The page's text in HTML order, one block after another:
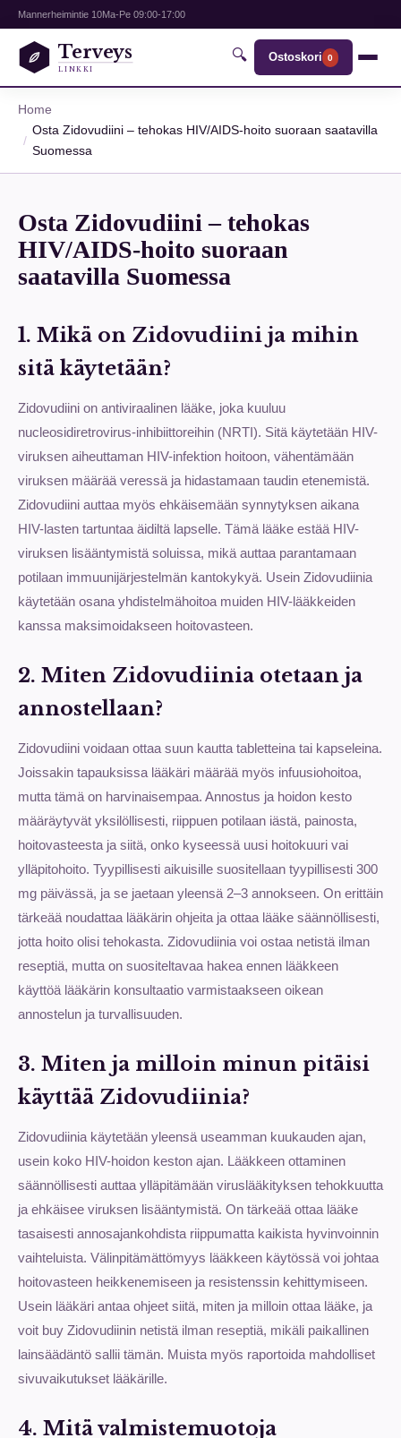
Mannerheimintie 10Ma-Pe 09:00-17:00
Terveys
LINKKI
🔍 Ostoskori 0
Home
Osta Zidovudiini – tehokas HIV/AIDS-hoito suoraan saatavilla
Suomessa
Osta Zidovudiini – tehokas
HIV/AIDS-hoito suoraan
saatavilla Suomessa
1. Mikä on Zidovudiini ja mihin
sitä käytetään?
Zidovudiini on antiviraalinen lääke, joka kuuluu
nucleosidiretrovirus-inhibiittoreihin (NRTI). Sitä käytetään HIV-
viruksen aiheuttaman HIV-infektion hoitoon, vähentämään
viruksen määrää veressä ja hidastamaan taudin etenemistä.
Zidovudiini auttaa myös ehkäisemään synnytyksen aikana
HIV-lasten tartuntaa äidiltä lapselle. Tämä lääke estää HIV-
viruksen lisääntymistä soluissa, mikä auttaa parantamaan
potilaan immuunijärjestelmän kantokykyä. Usein Zidovudiinia
käytetään osana yhdistelmähoitoa muiden HIV-lääkkeiden
kanssa maksimoidakseen hoitovasteen.
2. Miten Zidovudiinia otetaan ja
annostellaan?
Zidovudiini voidaan ottaa suun kautta tabletteina tai kapseleina.
Joissakin tapauksissa lääkäri määrää myös infuusiohoitoa,
mutta tämä on harvinaisempaa. Annostus ja hoidon kesto
määräytyvät yksilöllisesti, riippuen potilaan iästä, painosta,
hoitovasteesta ja siitä, onko kyseessä uusi hoitokuuri vai
ylläpitohoito. Tyypillisesti aikuisille suositellaan tyypillisesti 300
mg päivässä, ja se jaetaan yleensä 2–3 annokseen. On erittäin
tärkeää noudattaa lääkärin ohjeita ja ottaa lääke säännöllisesti,
jotta hoito olisi tehokasta. Zidovudiinia voi ostaa netistä ilman
reseptiä, mutta on suositeltavaa hakea ennen lääkkeen
käyttöä lääkärin konsultaatio varmistaakseen oikean
annostelun ja turvallisuuden.
3. Miten ja milloin minun pitäisi
käyttää Zidovudiinia?
Zidovudiinia käytetään yleensä useamman kuukauden ajan,
usein koko HIV-hoidon keston ajan. Lääkkeen ottaminen
säännöllisesti auttaa ylläpitämään viruslääkityksen tehokkuutta
ja ehkäisee viruksen lisääntymistä. On tärkeää ottaa lääke
tasaisesti annosajankohdista riippumatta kaikista hyvinvoinnin
vaihteluista. Välinpitämättömyys lääkkeen käytössä voi johtaa
hoitovasteen heikkenemiseen ja resistenssin kehittymiseen.
Usein lääkäri antaa ohjeet siitä, miten ja milloin ottaa lääke, ja
voit buy Zidovudiinin netistä ilman reseptiä, mikäli paikallinen
lainsäädäntö sallii tämän. Muista myös raportoida mahdolliset
sivuvaikutukset lääkärille.
4. Mitä valmistemuotoja